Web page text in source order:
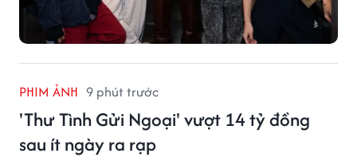
PHIM ẢNH 9 phút trước
'Thư Tình Gửi Ngoại' vượt 14 tỷ đồng
sau ít ngày ra rạp